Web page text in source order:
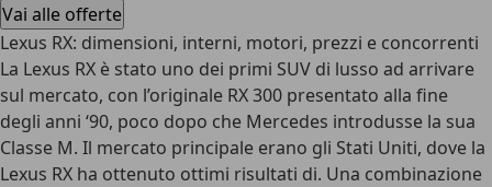
Vai alle offerte
Lexus RX: dimensioni, interni, motori, prezzi e concorrenti
La Lexus RX è stato uno dei primi SUV di lusso ad arrivare
sul mercato, con l’originale RX 300 presentato alla fine
degli anni ‘90, poco dopo che Mercedes introdusse la sua
Classe M. Il mercato principale erano gli Stati Uniti, dove la
Lexus RX ha ottenuto ottimi risultati di. Una combinazione